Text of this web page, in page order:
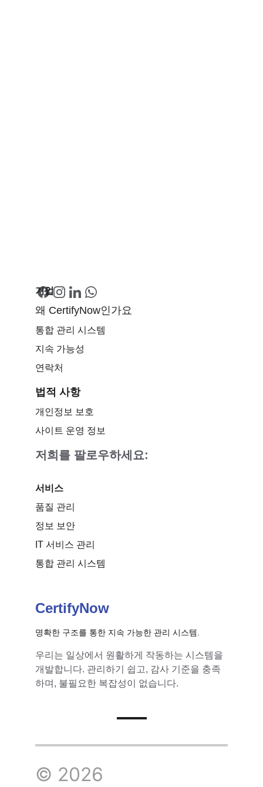
기업
왜 CertifyNow인가요
통합 관리 시스템
지속 가능성
연락처
법적 사항
개인정보 보호
사이트 운영 정보
서비스
품질 관리
정보 보안
IT 서비스 관리
통합 관리 시스템
저희를 팔로우하세요:
CertifyNow
명확한 구조를 통한 지속 가능한 관리 시스템.
우리는 일상에서 원활하게 작동하는 시스템을
개발합니다. 관리하기 쉽고, 감사 기준을 충족
하며, 불필요한 복잡성이 없습니다.
© 2026